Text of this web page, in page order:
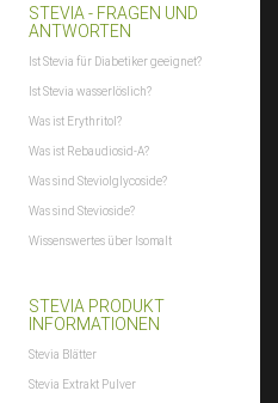
STEVIA - FRAGEN UND
ANTWORTEN
Ist Stevia für Diabetiker geeignet?
Ist Stevia wasserlöslich?
Was ist Erythritol?
Was ist Rebaudiosid-A?
Was sind Steviolglycoside?
Was sind Stevioside?
Wissenswertes über Isomalt
STEVIA PRODUKT
INFORMATIONEN
Stevia Blätter
Stevia Extrakt Pulver